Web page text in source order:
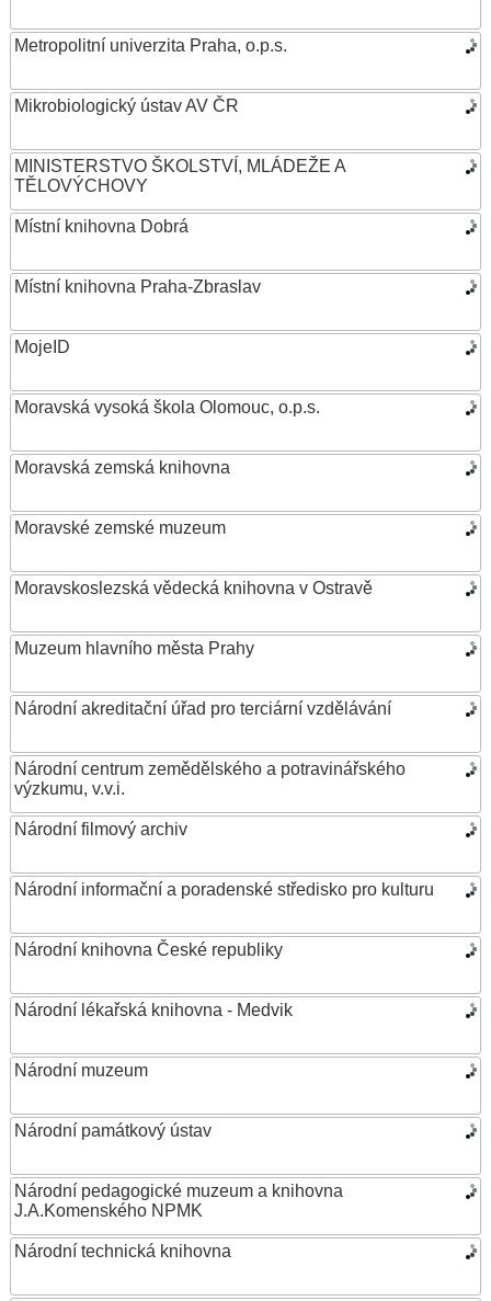
Metropolitní univerzita Praha, o.p.s.
Mikrobiologický ústav AV ČR
MINISTERSTVO ŠKOLSTVÍ, MLÁDEŽE A
TĚLOVÝCHOVY
Místní knihovna Dobrá
Místní knihovna Praha-Zbraslav
MojeID
Moravská vysoká škola Olomouc, o.p.s.
Moravská zemská knihovna
Moravské zemské muzeum
Moravskoslezská vědecká knihovna v Ostravě
Muzeum hlavního města Prahy
Národní akreditační úřad pro terciární vzdělávání
Národní centrum zemědělského a potravinářského
výzkumu, v.v.i.
Národní filmový archiv
Národní informační a poradenské středisko pro kulturu
Národní knihovna České republiky
Národní lékařská knihovna - Medvik
Národní muzeum
Národní památkový ústav
Národní pedagogické muzeum a knihovna
J.A.Komenského NPMK
Národní technická knihovna